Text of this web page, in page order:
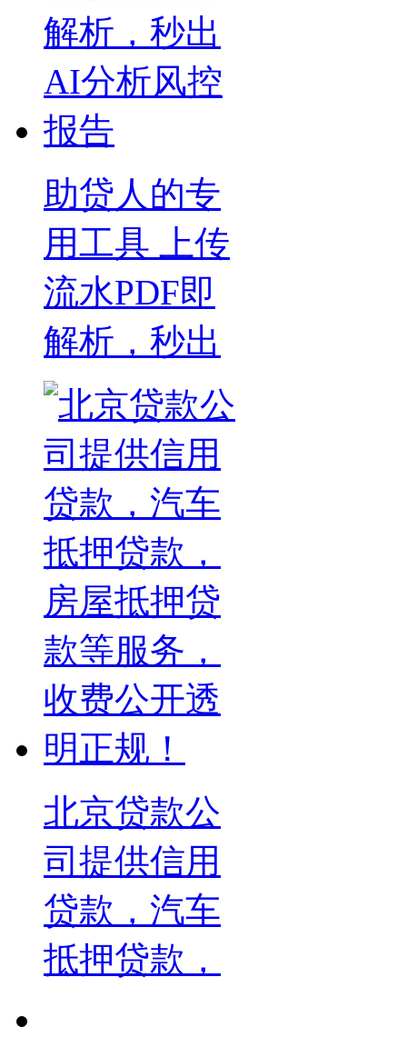
助贷人的专
用工具 上传
流水PDF即
解析，秒出
北京贷款公
司提供信用
贷款，汽车
抵押贷款，